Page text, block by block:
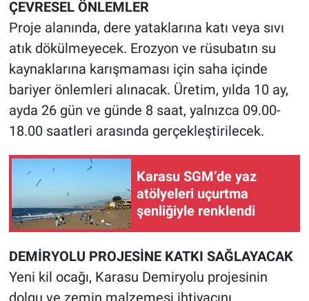
ÇEVRESEL ÖNLEMLER
Proje alanında, dere yataklarına katı veya sıvı
atık dökülmeyecek. Erozyon ve rüsubatın su
kaynaklarına karışmaması için saha içinde
bariyer önlemleri alınacak. Üretim, yılda 10 ay,
ayda 26 gün ve günde 8 saat, yalnızca 09.00-
18.00 saatleri arasında gerçekleştirilecek.
Karasu SGM’de yaz
atölyeleri uçurtma
şenliğiyle renklendi
DEMİRYOLU PROJESİNE KATKI SAĞLAYACAK
Yeni kil ocağı, Karasu Demiryolu projesinin